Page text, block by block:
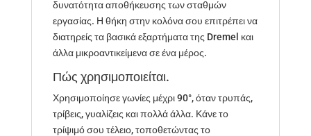
δυνατότητα αποθήκευσης των σταθμών
εργασίας. Η θήκη στην κολόνα σου επιτρέπει να
διατηρείς τα βασικά εξαρτήματα της Dremel και
άλλα μικροαντικείμενα σε ένα μέρος.
Πώς χρησιμοποιείται.
Χρησιμοποίησε γωνίες μέχρι 90°, όταν τρυπάς,
τρίβεις, γυαλίζεις και πολλά άλλα. Κάνε το
τρίψιμό σου τέλειο, τοποθετώντας το